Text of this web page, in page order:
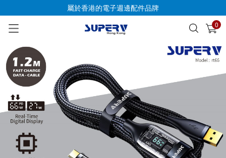
屬於香港的電子週邊配件品牌
0
已加入購物車 查看